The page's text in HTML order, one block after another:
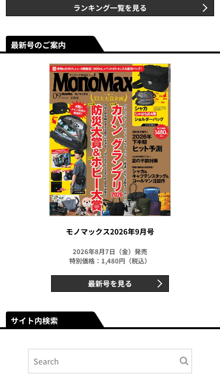
ランキング一覧を見る
最新号のご案内
モノマックス2026年9月号
2026年8月7日（金）発売
特別価格：1,480円（税込）
最新号を見る
サイト内検索